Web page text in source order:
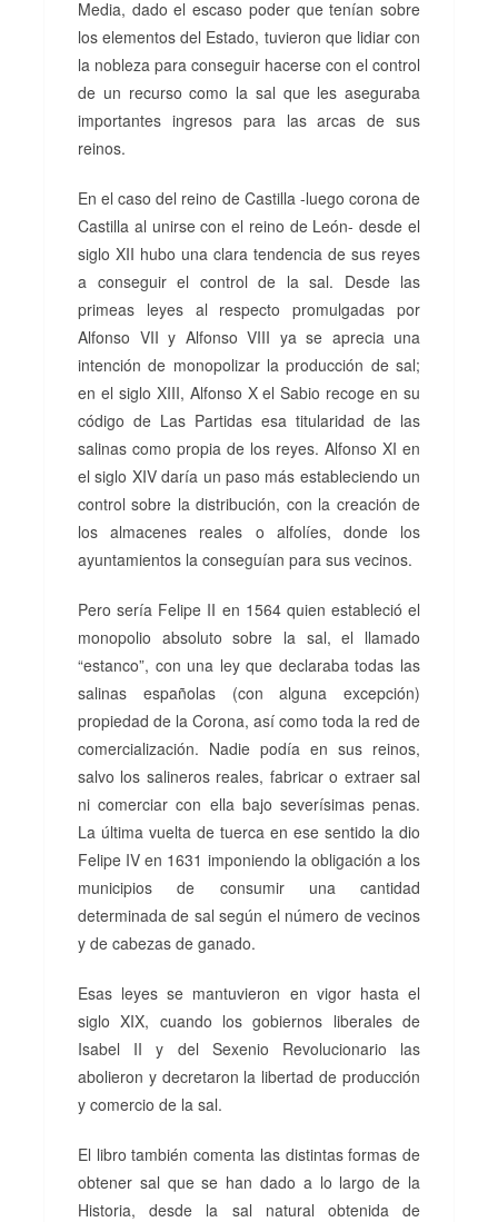
Media, dado el escaso poder que tenían sobre
los elementos del Estado, tuvieron que lidiar con
la nobleza para conseguir hacerse con el control
de un recurso como la sal que les aseguraba
importantes ingresos para las arcas de sus
reinos.
En el caso del reino de Castilla -luego corona de
Castilla al unirse con el reino de León- desde el
siglo XII hubo una clara tendencia de sus reyes
a conseguir el control de la sal. Desde las
primeas leyes al respecto promulgadas por
Alfonso VII y Alfonso VIII ya se aprecia una
intención de monopolizar la producción de sal;
en el siglo XIII, Alfonso X el Sabio recoge en su
código de Las Partidas esa titularidad de las
salinas como propia de los reyes. Alfonso XI en
el siglo XIV daría un paso más estableciendo un
control sobre la distribución, con la creación de
los almacenes reales o alfolíes, donde los
ayuntamientos la conseguían para sus vecinos.
Pero sería Felipe II en 1564 quien estableció el
monopolio absoluto sobre la sal, el llamado
“estanco”, con una ley que declaraba todas las
salinas españolas (con alguna excepción)
propiedad de la Corona, así como toda la red de
comercialización. Nadie podía en sus reinos,
salvo los salineros reales, fabricar o extraer sal
ni comerciar con ella bajo severísimas penas.
La última vuelta de tuerca en ese sentido la dio
Felipe IV en 1631 imponiendo la obligación a los
municipios de consumir una cantidad
determinada de sal según el número de vecinos
y de cabezas de ganado.
Esas leyes se mantuvieron en vigor hasta el
siglo XIX, cuando los gobiernos liberales de
Isabel II y del Sexenio Revolucionario las
abolieron y decretaron la libertad de producción
y comercio de la sal.
El libro también comenta las distintas formas de
obtener sal que se han dado a lo largo de la
Historia, desde la sal natural obtenida de